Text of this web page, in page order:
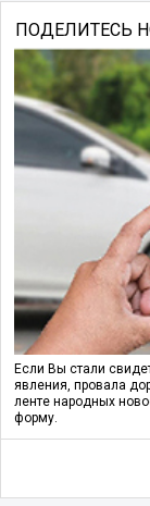
ПОДЕЛИТЕСЬ
Если Вы стали
явления, провала
ленте народных
форму.